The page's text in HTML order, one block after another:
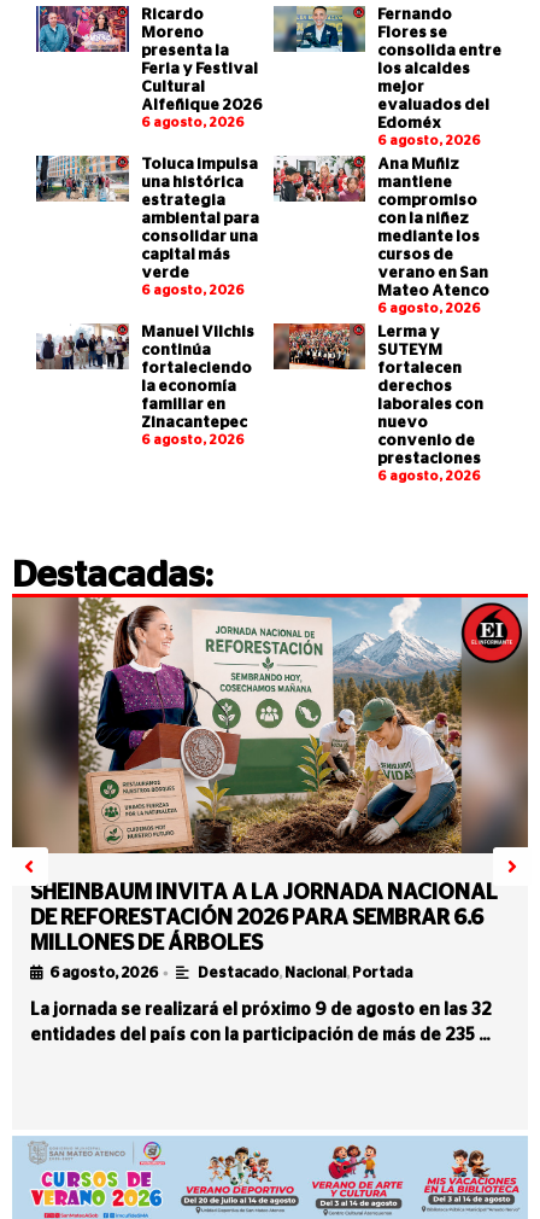
Ricardo
Moreno
presenta la
Feria y Festival
Cultural
Alfeñique 2026
6 agosto, 2026
Fernando
Flores se
consolida entre
los alcaldes
mejor
evaluados del
Edoméx
6 agosto, 2026
Toluca impulsa
una histórica
estrategia
ambiental para
consolidar una
capital más
verde
6 agosto, 2026
Ana Muñiz
mantiene
compromiso
con la niñez
mediante los
cursos de
verano en San
Mateo Atenco
6 agosto, 2026
Manuel Vilchis
continúa
fortaleciendo
la economía
familiar en
Zinacantepec
6 agosto, 2026
Lerma y
SUTEYM
fortalecen
derechos
laborales con
nuevo
convenio de
prestaciones
6 agosto, 2026
Destacadas:
SHEINBAUM INVITA A LA JORNADA NACIONAL
DE REFORESTACIÓN 2026 PARA SEMBRAR 6.6
MILLONES DE ÁRBOLES
6 agosto, 2026 • Destacado, Nacional , Portada
La jornada se realizará el próximo 9 de agosto en las 32
entidades del país con la participación de más de 235 …